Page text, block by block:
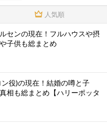
人気順
センの現在！フルハウスや摂
子供も総まとめ
役)の現在！結婚の噂と子
相も総まとめ【ハリーポッタ